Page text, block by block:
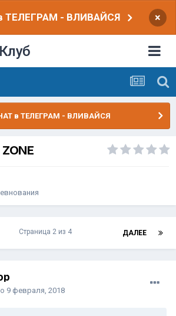
ТЕЛЕГРАМ - ВЛИВАЙСЯ ×
в ТЕЛЕГРАМ - ВЛИВАЙСЯ
ДАЛЕЕ
Страница 2 из 4
9 февраля, 2018